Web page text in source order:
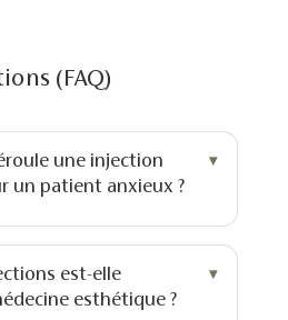
(FAQ)
une injection
un patient anxieux ?
est-elle
esthétique ?